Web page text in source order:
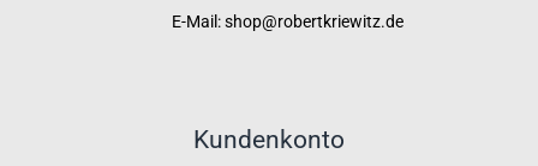
E-Mail: shop@robertkriewitz.de
Kundenkonto